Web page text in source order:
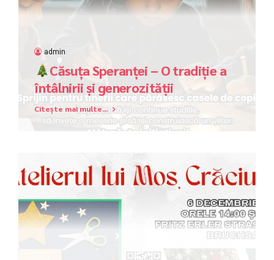
admin
Căsuța Speranței – O tradiție a
întâlnirii și generozității
Citește mai multe...